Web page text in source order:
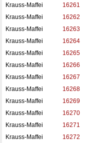
Krauss-Maffei
16261
Krauss-Maffei
16262
Krauss-Maffei
16263
Krauss-Maffei
16264
Krauss-Maffei
16265
Krauss-Maffei
16266
Krauss-Maffei
16267
Krauss-Maffei
16268
Krauss-Maffei
16269
Krauss-Maffei
16270
Krauss-Maffei
16271
Krauss-Maffei
16272